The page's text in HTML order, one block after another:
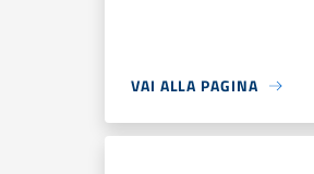
VAI ALLA PAGINA